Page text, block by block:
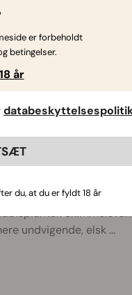
ikke noget bedre
Det samme er dog
og skrøbelige blade.
Er di ...
i cannabis:
insekter og
eneste levende
undvigende, elsk ...
er forbeholdt
betingelser.
år
du, at du er fyldt 18 år